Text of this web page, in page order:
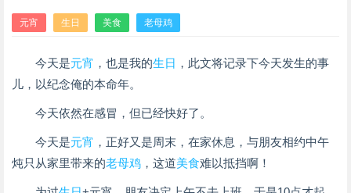
元宵 生日 美食 老母鸡
今天是元宵 ，也是我的生日 ，此文将记录下今天发生的事
儿，以纪念俺的本命年。
今天依然在感冒，但已经快好了。
今天是元宵 ，正好又是周末，在家休息，与朋友相约中午
炖只从家里带来的老母鸡 ，这道美食难以抵挡啊！